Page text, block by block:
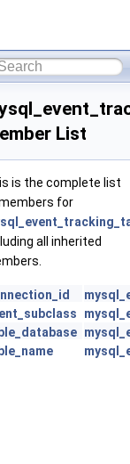
List
is the complete list
for
all inherited